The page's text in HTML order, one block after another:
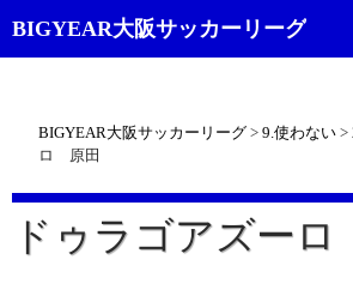
BIGYEAR大阪サッカーリーグ
索
BIGYEAR大阪サッカーリーグ > 9.使わない >
ロ 原田
ドゥラゴアズー